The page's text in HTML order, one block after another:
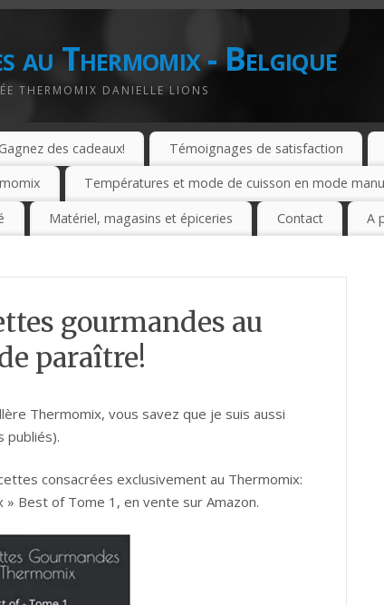
au Thermomix - Belgique
THERMOMIX DANIELLE LIONS
Gagnez des cadeaux! Témoignages de satisfaction
Températures et mode de cuisson en mode
Matériel, magasins et épiceries Contact A
gourmandes au
paraître!
Thermomix, vous savez que je suis aussi
publiés).
consacrées exclusivement au Thermomix:
Best of Tome 1, en vente sur Amazon.